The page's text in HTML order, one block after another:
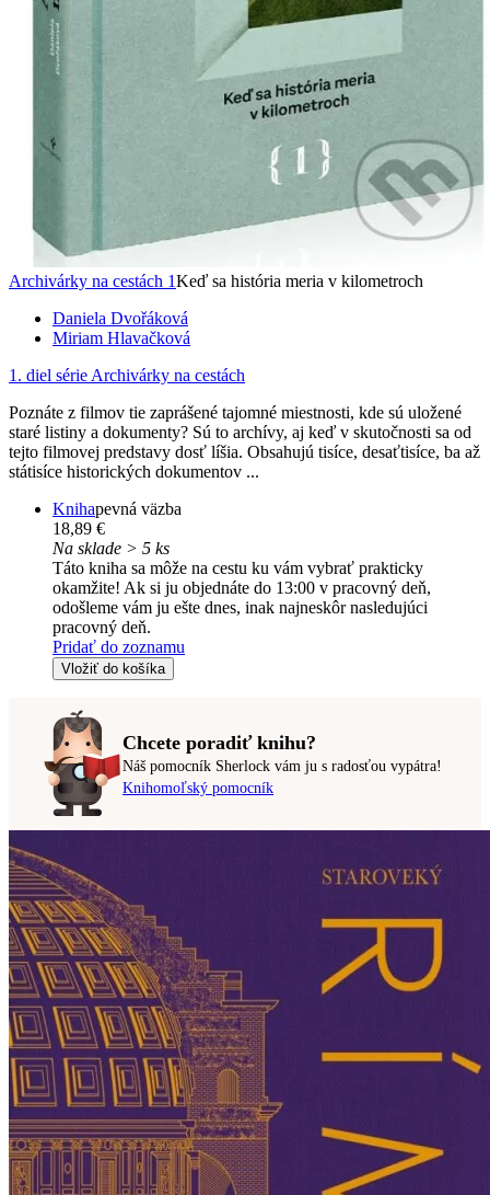
Archivárky na cestách 1Keď sa história meria v kilometroch
Daniela Dvořáková
Miriam Hlavačková
1. diel série Archivárky na cestách
Poznáte z filmov tie zaprášené tajomné miestnosti, kde sú uložené
staré listiny a dokumenty? Sú to archívy, aj keď v skutočnosti sa od
tejto filmovej predstavy dosť líšia. Obsahujú tisíce, desaťtisíce, ba až
státisíce historických dokumentov ...
Knihapevná väzba
18,89 €
Na sklade > 5 ks
Táto kniha sa môže na cestu ku vám vybrať prakticky
okamžite! Ak si ju objednáte do 13:00 v pracovný deň,
odošleme vám ju ešte dnes, inak najneskôr nasledujúci
pracovný deň.
Pridať do zoznamu
Vložiť do košíka
Chcete poradiť knihu?
Náš pomocník Sherlock vám ju s radosťou vypátra!
Knihomoľský pomocník